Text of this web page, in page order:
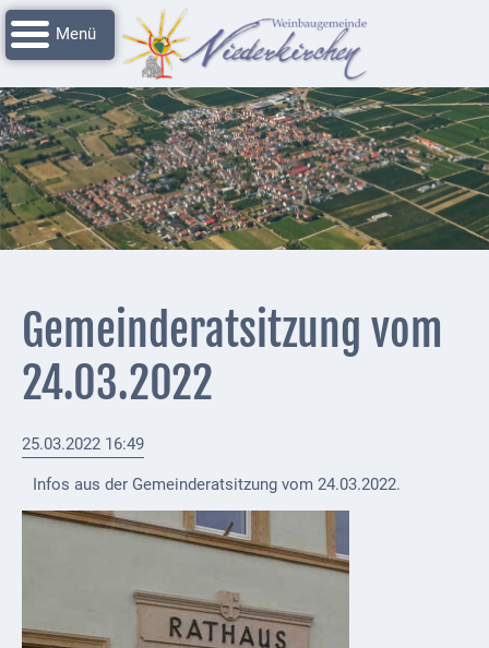
Navigation
überspringen
Startseite
Grussworte
Rathaus
Unser
Niederkirchen
Impressionen
Nachrichtenarchiv
Verbandsgemeinde
Deidesheim
Polizei +
Feuerwehrmeldungen
Externe
Gottesdienste
Infrastruktur
Gemeinderatsitzung vom
24.03.2022
25.03.2022 16:49
Infos aus der Gemeinderatsitzung vom 24.03.2022.